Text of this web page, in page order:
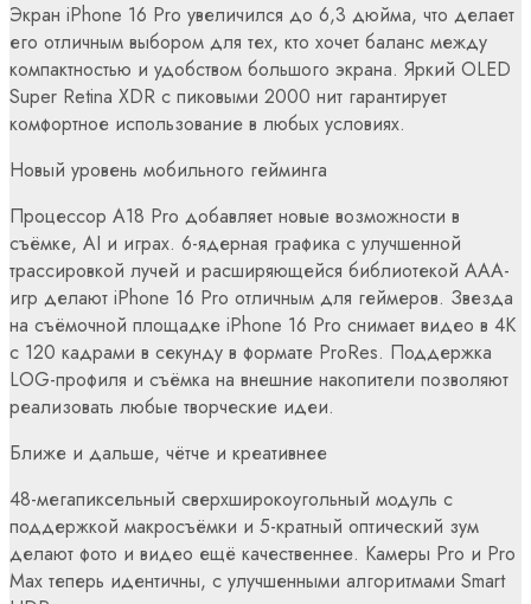
Экран iPhone 16 Pro увеличился до 6,3 дюйма, что делает
его отличным выбором для тех, кто хочет баланс между
компактностью и удобством большого экрана. Яркий OLED
Super Retina XDR с пиковыми 2000 нит гарантирует
комфортное использование в любых условиях.
Новый уровень мобильного гейминга
Процессор A18 Pro добавляет новые возможности в
съёмке, AI и играх. 6-ядерная графика с улучшенной
трассировкой лучей и расширяющейся библиотекой AAA-
игр делают iPhone 16 Pro отличным для геймеров. Звезда
на съёмочной площадке iPhone 16 Pro снимает видео в 4K
с 120 кадрами в секунду в формате ProRes. Поддержка
LOG-профиля и съёмка на внешние накопители позволяют
реализовать любые творческие идеи.
Ближе и дальше, чётче и креативнее
48-мегапиксельный сверхширокоугольный модуль с
поддержкой макросъёмки и 5-кратный оптический зум
делают фото и видео ещё качественнее. Камеры Pro и Pro
Max теперь идентичны, с улучшенными алгоритмами Smart